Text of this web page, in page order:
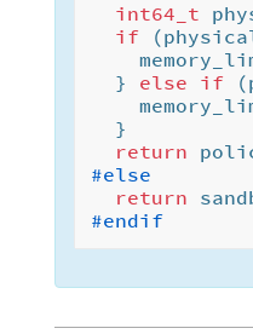
int64_t
if
  }
else if
  }
return
#else
return
#endif